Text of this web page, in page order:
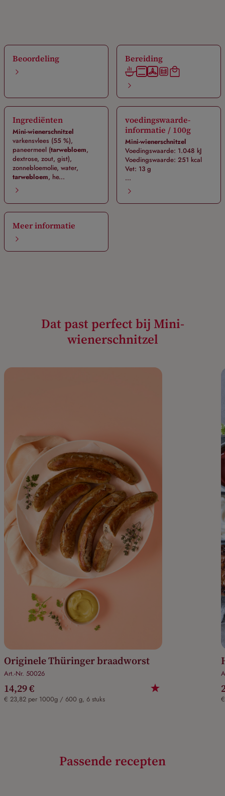
Beoordeling Bereiding
Ingrediënten
Mini-wienerschnitzel
varkensvlees (55 %),
paneermeel (tarwebloem,
dextrose, zout, gist),
zonnebloemolie, water,
tarwebloem, he...
voedingswaarde-
informatie / 100g
Mini-wienerschnitzel
Voedingswaarde: 1.048 kJ
Voedingswaarde: 251 kcal
Vet: 13 g
...
Meer informatie
Dat past perfect bij Mini-
wienerschnitzel
Originele Thüringer braadworst
Art.-Nr. 50026
14,29 €
€ 23,82 per 1000g / 600 g, 6 stuks
Passende recepten